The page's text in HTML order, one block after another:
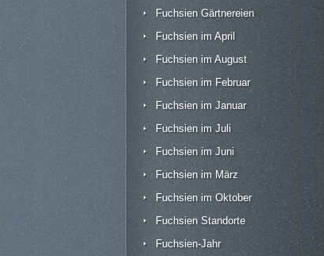
Fuchsien Gärtnereien
Fuchsien im April
Fuchsien im August
Fuchsien im Februar
Fuchsien im Januar
Fuchsien im Juli
Fuchsien im Juni
Fuchsien im März
Fuchsien im Oktober
Fuchsien Standorte
Fuchsien-Jahr